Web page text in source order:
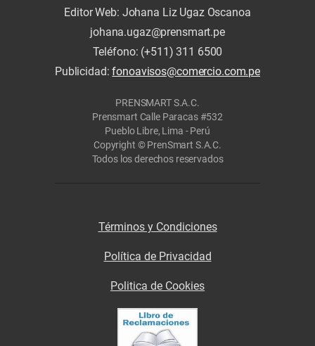
Editor Web: Johana Liz Ugaz Oscanoa
johana.ugaz@prensmart.pe
Teléfono: (+511) 311 6500
Publicidad:fonoavisos@comercio.com.pe
PRENSMART S.A.C.
Prensmart Calle Paracas #532
Pueblo Libre, Lima - Perú
Copyright © PrenSmart S.A.C.
Todos los derechos reservados
Términos y Condiciones
Política de Privacidad
Politica de Cookies